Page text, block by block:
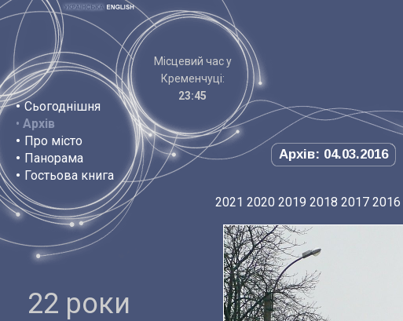
• Сьогоднішня
• Архів
• Про місто
• Панорама
• Гостьова книга
Місцевий час у
Кременчуці:
23:45
Архів: 04.03.2016
22 роки
2021 2020 2019 2018 2017 2016